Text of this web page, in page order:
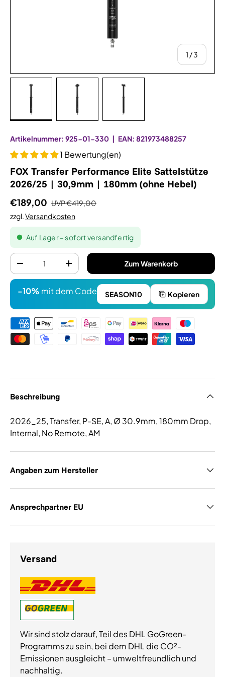
1 /von
3
Artikelnummer: 925-01-330 | EAN: 821973488257
1 Bewertung(en)
FOX Transfer Performance Elite Sattelstütze
2026/25 | 30,9mm | 180mm (ohne Hebel)
€189,00 UVP€419,00
zzgl.Versandkosten
Auf Lager – sofort versandfertig
Anzahl
-
+ Zum Warenkorb
-10% mit dem Code SEASON10 Kopieren
Zahlungsmethoden
Beschreibung
2026_25, Transfer, P-SE, A, Ø 30.9mm, 180mm Drop,
Internal, No Remote, AM
Angaben zum Hersteller
Ansprechpartner EU
Versand
Wir sind stolz darauf, Teil des DHL GoGreen-
Programms zu sein, bei dem DHL die CO²-
Emissionen ausgleicht – umweltfreundlich und
nachhaltig.